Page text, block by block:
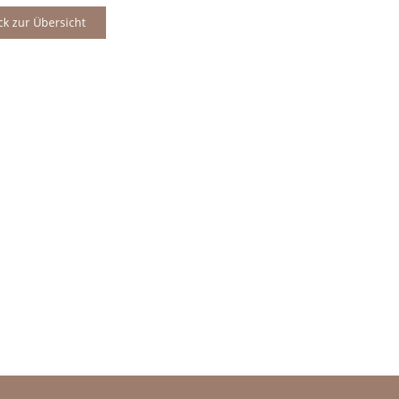
zur Übersicht